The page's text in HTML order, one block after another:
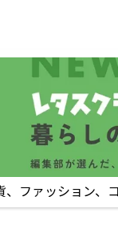
、ファッション、